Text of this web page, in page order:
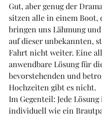
Gut, aber genug der
sitzen alle in einem Boot,
bringen uns Lähmung
auf dieser unbekannten,
Fahrt nicht weiter. Eine
anwendbare Lösung für
bevorstehenden und
Hochzeiten gibt es nicht.
Im Gegenteil: Jede Lösung
individuell wie ein